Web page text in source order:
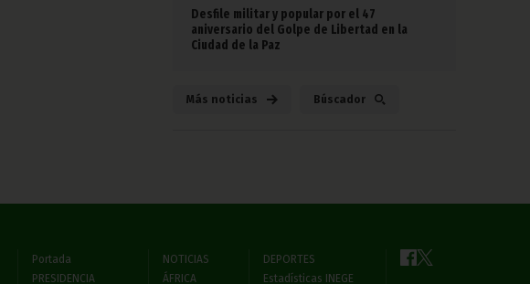
Desfile militar y popular por el 47
aniversario del Golpe de Libertad en la
Ciudad de la Paz
Más noticias Búscador
Portada
PRESIDENCIA
NOTICIAS
ÁFRICA
DEPORTES
Estadísticas INEGE